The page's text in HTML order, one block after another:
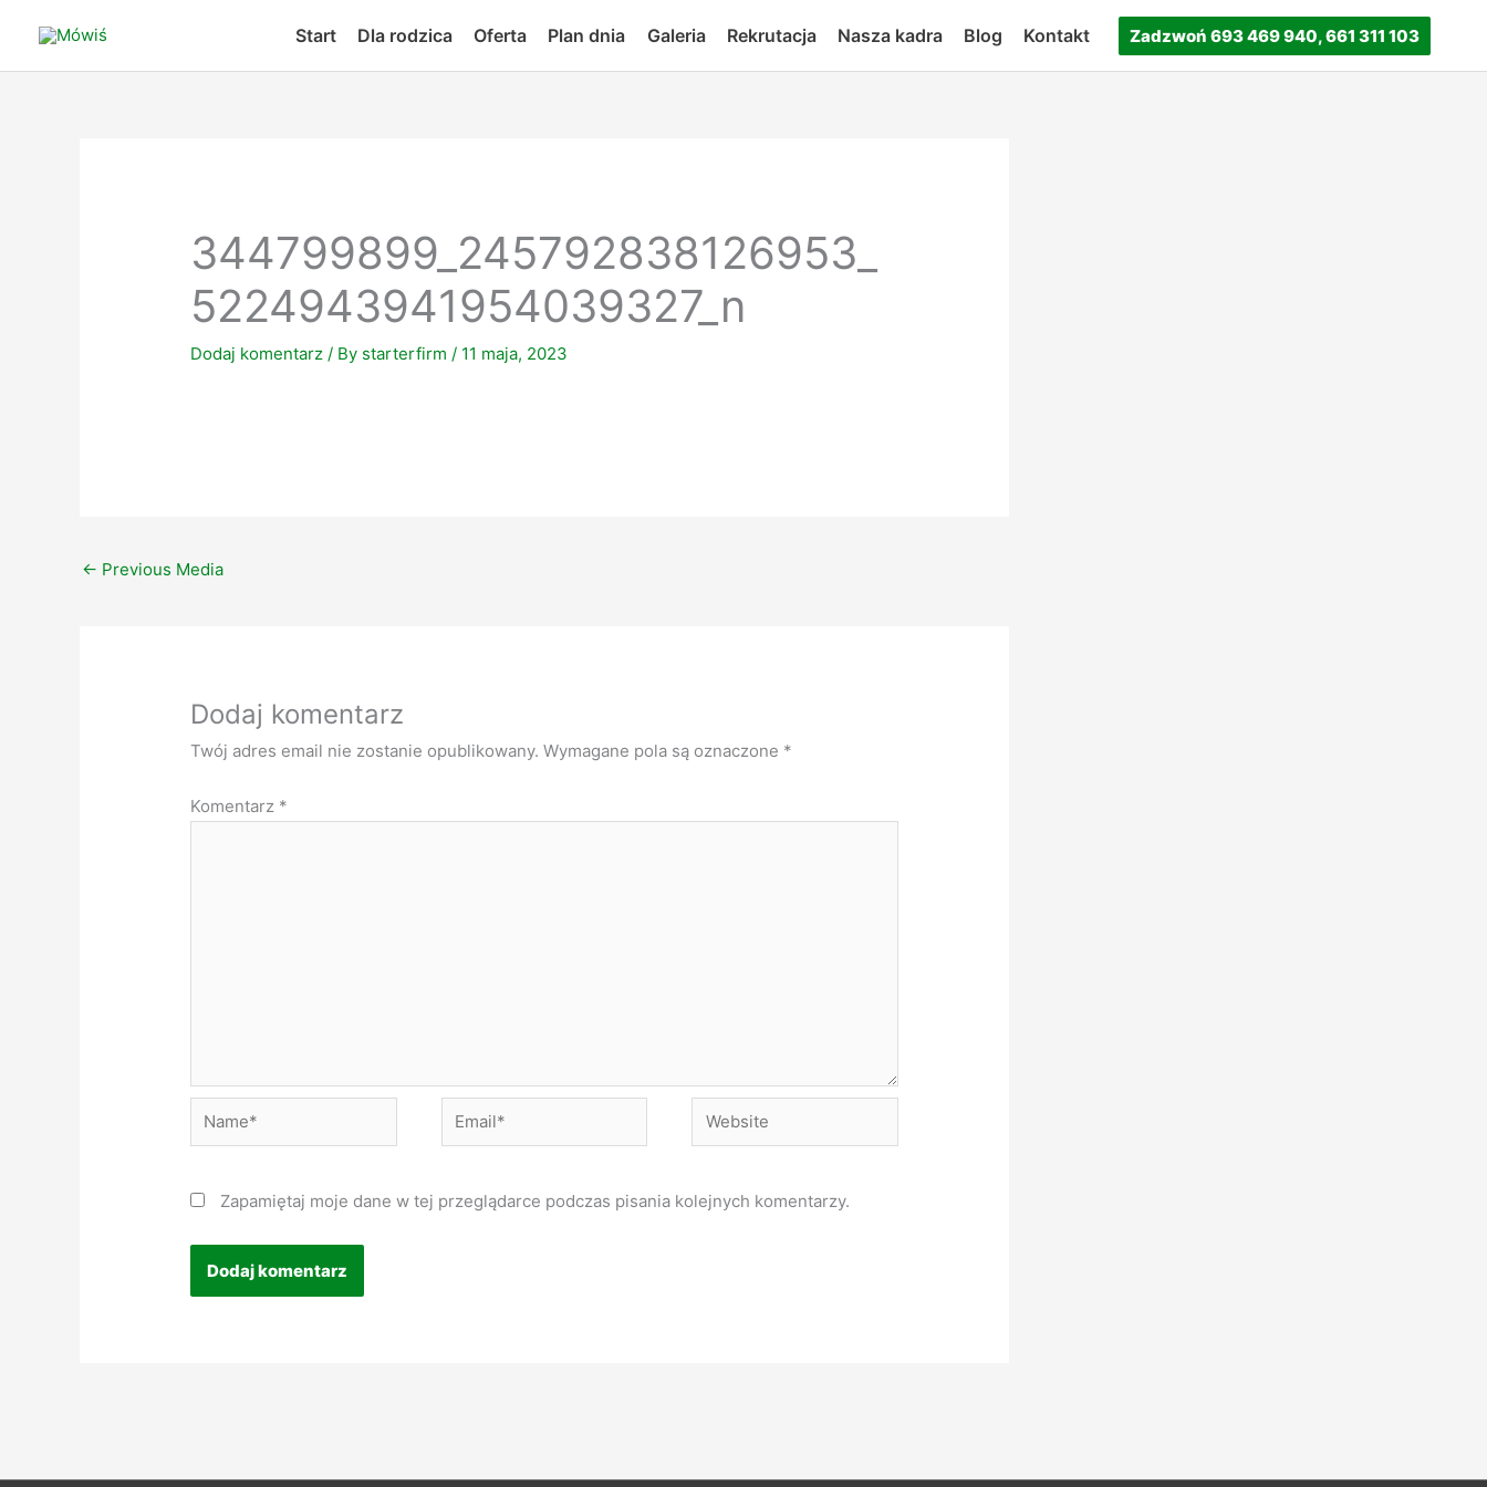
content
Start Dla rodzica Oferta Plan dnia Galeria Rekrutacja Nasza kadra Blog Kontakt Zadzwoń 693 469 940, 661 311 103
344799899_245792838126953_
5224943941954039327_n
Dodaj komentarz / By starterfirm/ 11 maja, 2023
← Previous Media
Dodaj komentarz
Twój adres email nie zostanie opublikowany. Wymagane pola są oznaczone *
Komentarz *
Name* Email* Website
Zapamiętaj moje dane w tej przeglądarce podczas pisania kolejnych komentarzy.